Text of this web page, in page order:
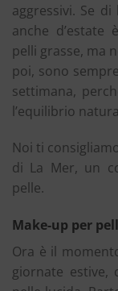
aggressivi. Se
anche
pelli grasse, ma
poi, sono
settimana,
l’equilibrio
Noi ti
di La Mer, un
pelle.
Make-up per
Ora è il
giornate estive,